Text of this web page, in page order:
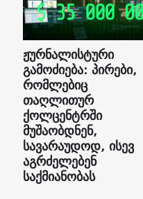
ჟურნალისტური
გამოძიება: პირები,
რომლებიც
თაღლითურ
ქოლცენტრში
მუშაობდნენ,
სავარაუდოდ, ისევ
აგრძელებენ
საქმიანობას